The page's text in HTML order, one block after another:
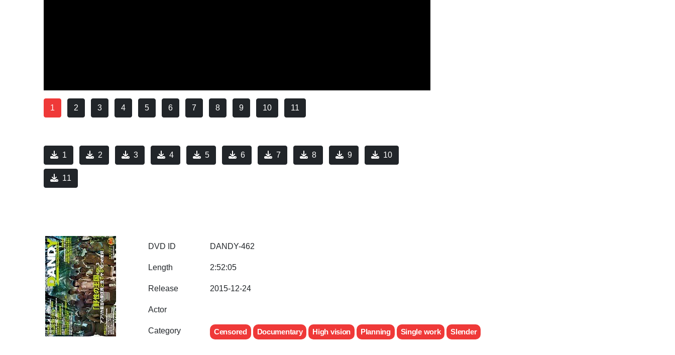
1 2 3 4 5 6 7 8 9 10 11
1 2 3 4 5 6 7 8 9 10
11
DVD ID DANDY-462
Length 2:52:05
Release 2015-12-24
Actor
Category Censored Documentary High vision Planning Single work Slender